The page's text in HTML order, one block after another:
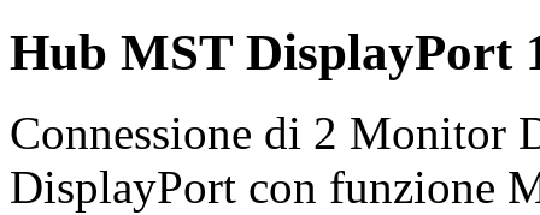
Hub MST DisplayPort
Connessione di 2 Monitor
DisplayPort con funzione